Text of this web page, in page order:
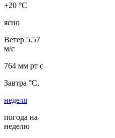
+20 °C
ясно
Ветер 5.57
м/с
764 мм рт с
Завтра °C,
неделя
погода на
неделю